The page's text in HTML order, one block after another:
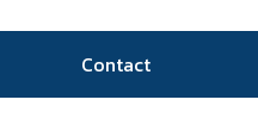
Contact